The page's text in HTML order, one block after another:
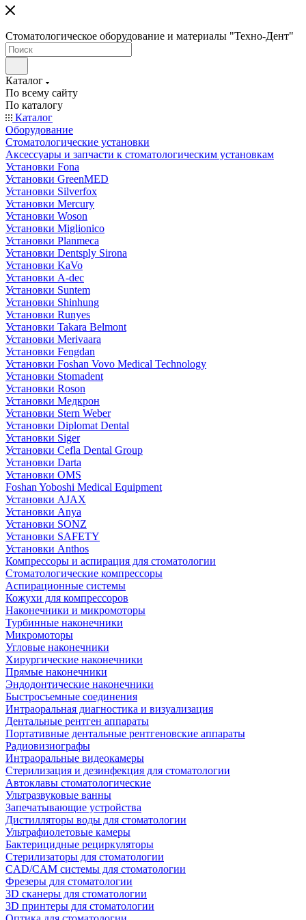
Стоматологическое оборудование и материалы "Техно-Дент"
Каталог
По всему сайту
По каталогу
Каталог
Оборудование
Стоматологические установки
Аксессуары и запчасти к стоматологическим установкам
Установки Fona
Установки GreenMED
Установки Silverfox
Установки Mercury
Установки Woson
Установки Miglionico
Установки Planmeca
Установки Dentsply Sirona
Установки KaVo
Установки A-dec
Установки Suntem
Установки Shinhung
Установки Runyes
Установки Takara Belmont
Установки Merivaara
Установки Fengdan
Установки Foshan Vovo Medical Technology
Установки Stomadent
Установки Roson
Установки Медкрон
Установки Stern Weber
Установки Diplomat Dental
Установки Siger
Установки Cefla Dental Group
Установки Darta
Установки OMS
Foshan Yoboshi Medical Equipment
Установки AJAX
Установки Anya
Установки SONZ
Установки SAFETY
Установки Anthos
Компрессоры и аспирация для стоматологии
Стоматологические компрессоры
Аспирационные системы
Кожухи для компрессоров
Наконечники и микромоторы
Турбинные наконечники
Микромоторы
Угловые наконечники
Хирургические наконечники
Прямые наконечники
Эндодонтические наконечники
Быстросъемные соединения
Интраоральная диагностика и визуализация
Дентальные рентген аппараты
Портативные дентальные рентгеновские аппараты
Радиовизиографы
Интраоральные видеокамеры
Стерилизация и дезинфекция для стоматологии
Автоклавы стоматологические
Ультразвуковые ванны
Запечатывающие устройства
Дистилляторы воды для стоматологии
Ультрафиолетовые камеры
Бактерицидные рециркуляторы
Стерилизаторы для стоматологии
CAD/CAM системы для стоматологии
Фрезеры для стоматологии
3D cканеры для стоматологии
3D принтеры для стоматологии